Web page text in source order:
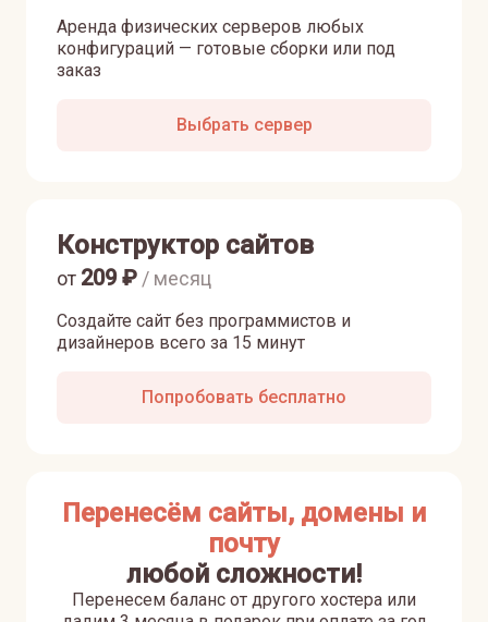
Аренда физических серверов любых
конфигураций — готовые сборки или под
заказ
Выбрать сервер
Конструктор сайтов
Создайте сайт без программистов и
дизайнеров всего за 15 минут
от 209₽ / месяц
Попробовать бесплатно
Перенесём сайты, домены и
почту
любой сложности!
Перенесем баланс от другого хостера или